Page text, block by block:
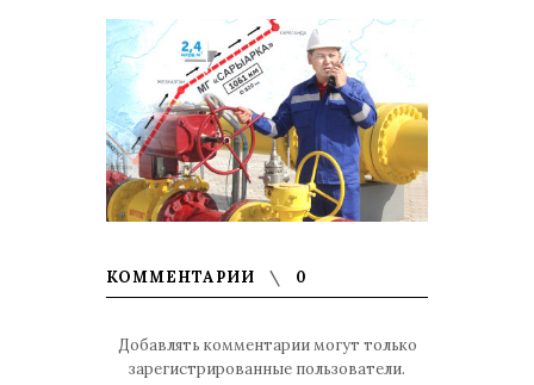
КОММЕНТАРИИ 0
Добавлять комментарии могут только
зарегистрированные пользователи.